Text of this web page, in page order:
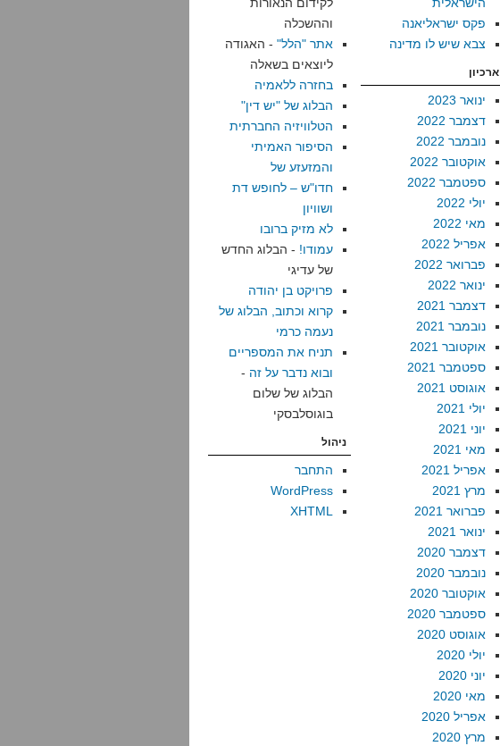
פקס ישראליאנה
צבא שיש לו מדינה
ארכיון
ינואר 2023
דצמבר 2022
נובמבר 2022
אוקטובר 2022
ספטמבר 2022
יולי 2022
מאי 2022
אפריל 2022
פברואר 2022
ינואר 2022
דצמבר 2021
נובמבר 2021
אוקטובר 2021
ספטמבר 2021
אוגוסט 2021
יולי 2021
יוני 2021
מאי 2021
אפריל 2021
מרץ 2021
פברואר 2021
ינואר 2021
דצמבר 2020
נובמבר 2020
אוקטובר 2020
ספטמבר 2020
אוגוסט 2020
יולי 2020
יוני 2020
מאי 2020
אפריל 2020
מרץ 2020
וההשכלה
אתר "הלל" - האגודה
ליוצאים בשאלה
בחזרה ללאמיה
הבלוג של "יש דין"
הטלוויזיה החברתית
הסיפור האמיתי
והמזעזע של
חדו"ש – לחופש דת
ושוויון
לא מזיק ברובו
עמודו! - הבלוג החדש
של עדיגי
פרויקט בן יהודה
קרוא וכתוב, הבלוג של
נעמה כרמי
תניח את המספריים
ובוא נדבר על זה -
הבלוג של שלום
בוגוסלבסקי
ניהול
התחבר
WordPress
XHTML